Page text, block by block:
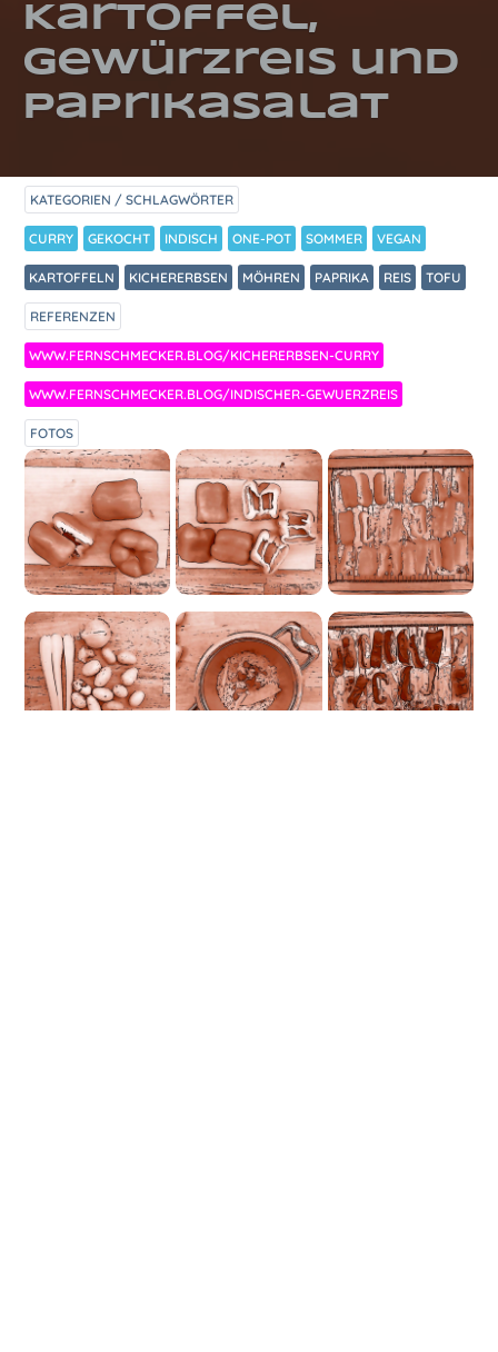
Kartoffel,
Gewürzreis und
Paprikasalat
KATEGORIEN / SCHLAGWÖRTER
CURRY GEKOCHT INDISCH ONE-POT SOMMER VEGAN
KARTOFFELN KICHERERBSEN MÖHREN PAPRIKA REIS TOFU
REFERENZEN
WWW.FERNSCHMECKER.BLOG/KICHERERBSEN-CURRY
WWW.FERNSCHMECKER.BLOG/INDISCHER-GEWUERZREIS
FOTOS